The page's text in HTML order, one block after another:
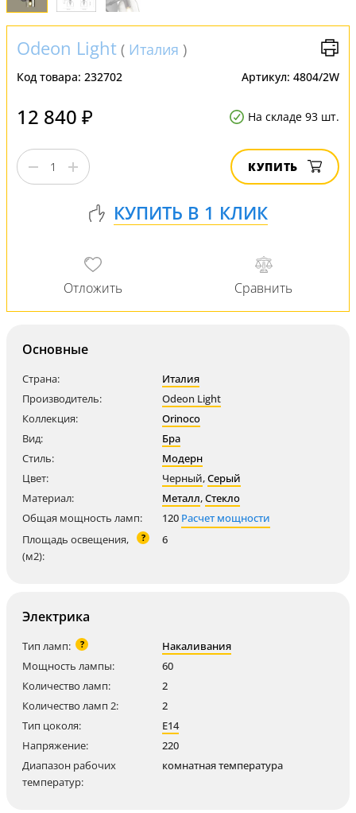
Odeon Light ( Италия )
Код товара: 232702 Артикул: 4804/2W
12 840 ₽ На складе 93 шт.
КУПИТЬ
Основные
Страна:
Италия
Производитель:
Odeon Light
Коллекция:
Orinoco
Вид:
Бра
Стиль:
Модерн
Цвет:
Черный,Серый
Материал:
Металл,Стекло
Общая мощность ламп:
120 Расчет мощности
Площадь освещения,
(м2):
? 6
Электрика
Тип ламп: ?
Накаливания
Мощность лампы:
60
Количество ламп:
2
Количество ламп 2:
2
Тип цоколя:
E14
Напряжение:
220
Диапазон рабочих
температур:
комнатная температура